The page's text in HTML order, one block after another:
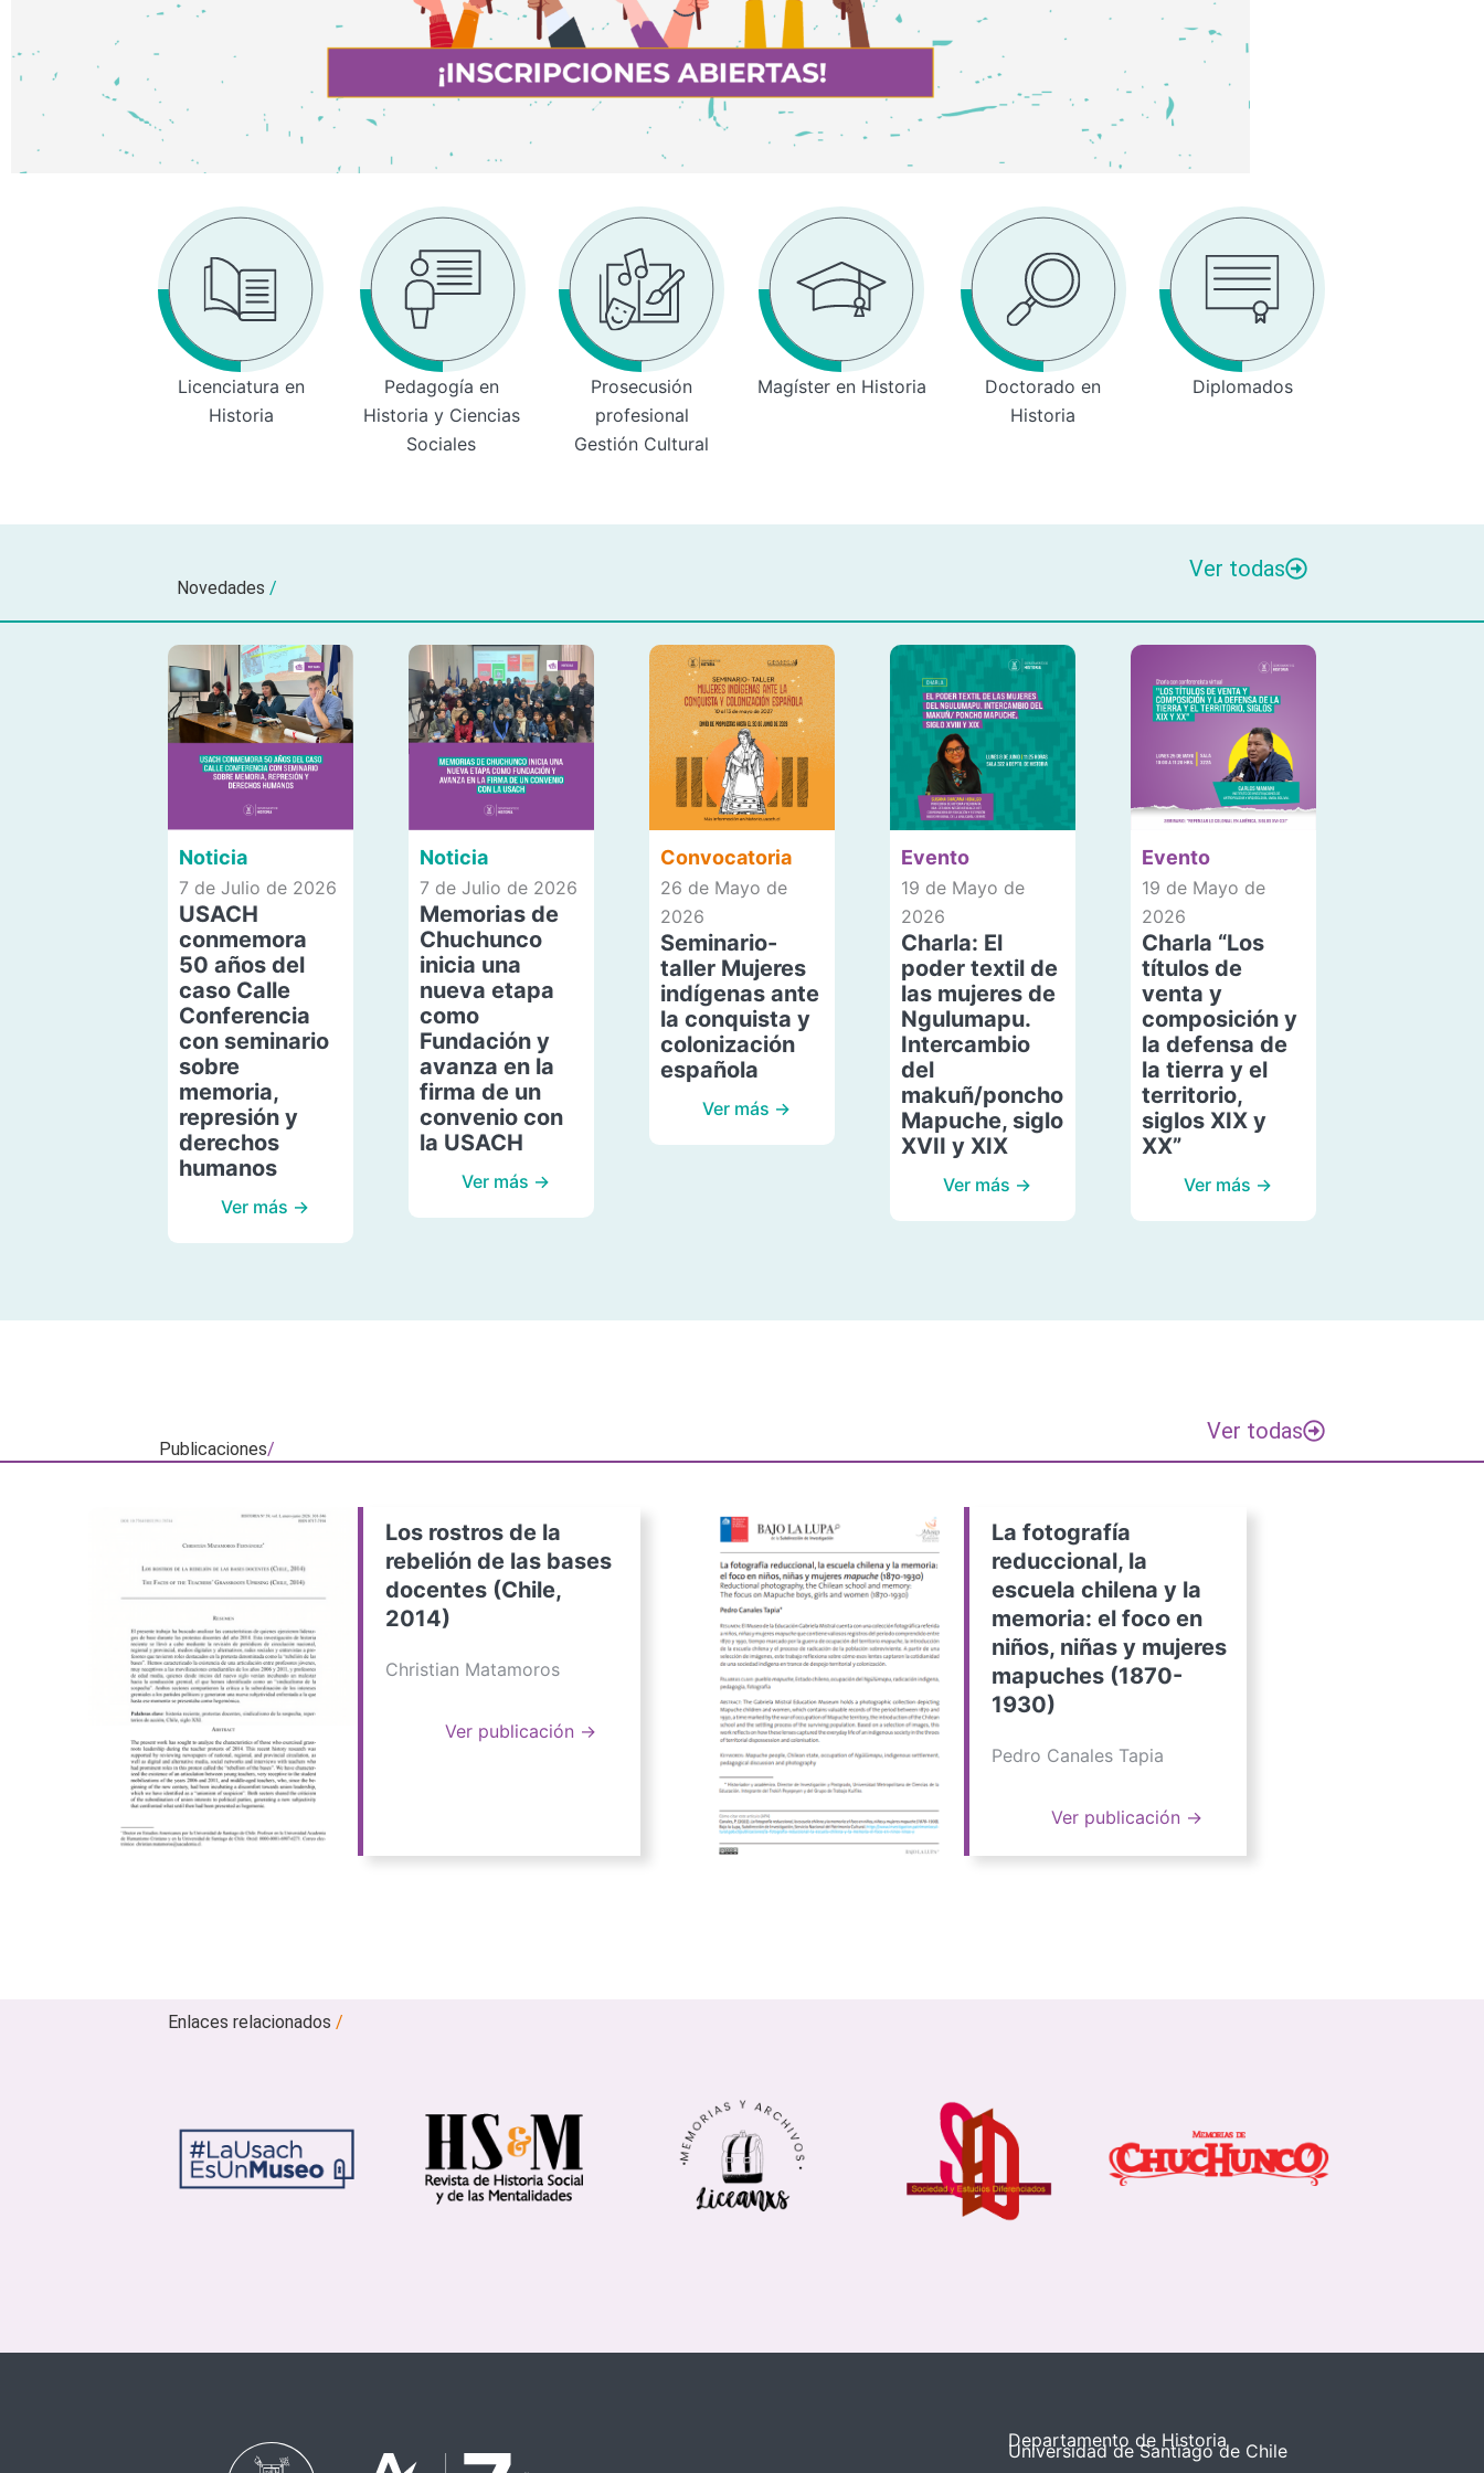
Licenciatura en
Historia
Pedagogía en
Historia y Ciencias
Sociales
Prosecusión
profesional
Gestión Cultural
Magíster en Historia
Doctorado en
Historia
Diplomados
Novedades /
Ver todas
Noticia
7 de Julio de 2026
USACH
conmemora
50 años del
caso Calle
Conferencia
con seminario
sobre
memoria,
represión y
derechos
humanos
Ver más →
Noticia
7 de Julio de 2026
Memorias de
Chuchunco
inicia una
nueva etapa
como
Fundación y
avanza en la
firma de un
convenio con
la USACH
Ver más →
Convocatoria
26 de Mayo de
2026
Seminario-
taller Mujeres
indígenas ante
la conquista y
colonización
española
Ver más →
Evento
19 de Mayo de
2026
Charla: El
poder textil de
las mujeres de
Ngulumapu.
Intercambio
del
makuñ/poncho
Mapuche, siglo
XVII y XIX
Ver más →
Evento
19 de Mayo de
2026
Charla “Los
títulos de
venta y
composición y
la defensa de
la tierra y el
territorio,
siglos XIX y
XX”
Ver más →
Publicaciones/
Ver todas
Los rostros de la
rebelión de las bases
docentes (Chile,
2014)
Christian Matamoros
Ver publicación →
La fotografía
reduccional, la
escuela chilena y la
memoria: el foco en
niños, niñas y mujeres
mapuches (1870-
1930)
Pedro Canales Tapia
Ver publicación →
Enlaces relacionados/
Departamento de Historia
Universidad de Santiago de Chile